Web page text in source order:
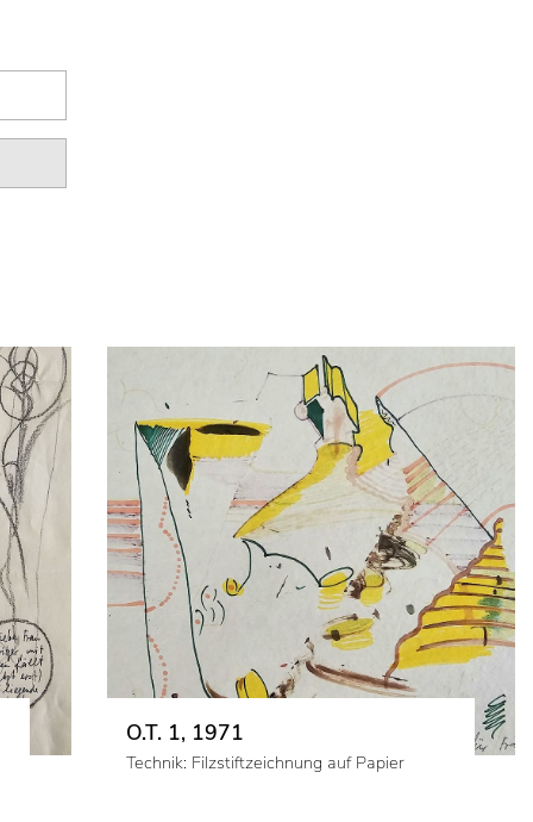
O.T. 1, 1971
Technik: Filzstiftzeichnung auf Papier